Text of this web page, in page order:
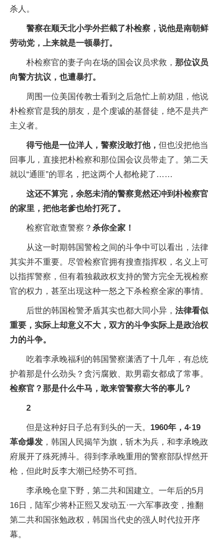
杀人。
警察在顺天北小学外拦截了朴检察，说他是南朝鲜
劳动党，上来就是一顿暴打。
朴检察官的妻子向在场的国会议员求救， 那位议员
向警方抗议，也遭暴打。
周围一位美国传教士看到之后急忙上前劝阻，他说
朴检察官是我的朋友，是个虔诚的基督徒，绝不是共产
主义者。
得亏他是一位洋人，警察没敢打他， 但也没把他当
回事儿，直接把朴检察和那位国会议员带走了。第二天
就以“通匪”的罪名，把这两个人都枪毙了……
这还不算完，余怒未消的警察竟然还冲到朴检察官
的家里，把他老爹也给打死了。
检察官敢查警察？ 杀你全家！
从这一时期韩国警检之间的斗争中可以看出，法律
其实并不重要。尽管检察官拥有搜查指挥权，名义上可
以指挥警察，但有着独裁政权支持的警方完全无视检察
官的权力，甚至出现这种一怒之下杀检察全家的事情。
后世的韩国检警矛盾其实也都大同小异， 法律看似
重要，实际上却意义不大，双方的斗争实际上是政治权
力的斗争。
吃着李承晚福利的韩国警察潇洒了十几年，有总统
护着那是什么劲头？贪污腐败、欺男霸女都成了常事。
检察官？那是什么牛马，敢来管警察大爷的事儿？
2
但是这种好日子总有到头的一天。 1960年，4·19
革命爆发 ，韩国人民揭竿为旗，斩木为兵，和李承晚政
府展开了殊死搏斗。得到李承晚重用的警察部队悍然开
枪，但此时反李大潮已经势不可挡。
李承晚仓皇下野，第二共和国建立。一年后的5月
16日，陆军少将朴正熙又发动五·一六军事政变，推翻
第二共和国张勉政权，韩国当代史的强人时代拉开序
幕。